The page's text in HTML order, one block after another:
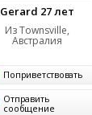
Gerard 27 лет
Из Townsville,
Австралия
Поприветствовать
Отправить
сообщение